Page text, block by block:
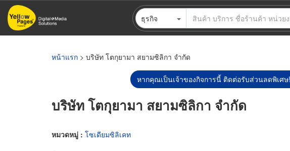
ข้าม
ไป
ธุรกิจ
หน้าแรก > บริษัท โตกุยามา สยามซิลิกา จำกัด
หากคุณเป็นเจ้าของกิจการนี้ ติดต่อรับส่วนลดพิเศษ
บริษัท โตกุยามา สยามซิลิกา จำกัด
หมวดหมู่ : โซเดียมซิลิเคท